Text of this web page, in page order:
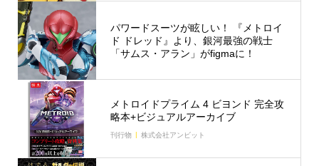
パワードスーツが眩しい！ 『メトロイ
ド ドレッド』より、銀河最強の戦士
「サムス・アラン」がfigmaに！
メトロイドプライム 4 ビヨンド 完全攻
略本+ビジュアルアーカイブ
刊行物 株式会社アンビット